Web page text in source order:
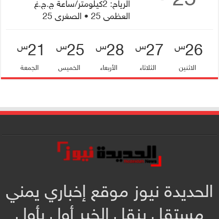
الرياح: 2كيلومتر/ساعة ج.ج.غ
العظمى 25 • الصغرى 25
26س
الاثنين
27س
الثلاثاء
28س
الأربعاء
25س
الخميس
21س
الجمعة
الحديدة نيوز موقع إخباري يمني
مستقل ينقل الخبر أول بأول